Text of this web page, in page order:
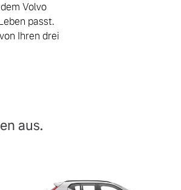
Volvo
passt.
Ihren drei
aus.